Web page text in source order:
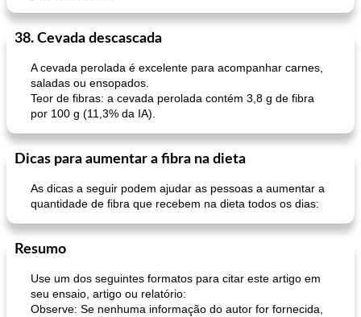
lasanha de cacciatore brownies de abobrinha fudgy (ovo, nozes e sem lactose)
38. Cevada descascada
A cevada perolada é excelente para acompanhar carnes,
saladas ou ensopados.
Teor de fibras: a cevada perolada contém 3,8 g de fibra
por 100 g (11,3% da IA).
Dicas para aumentar a fibra na dieta
As dicas a seguir podem ajudar as pessoas a aumentar a
quantidade de fibra que recebem na dieta todos os dias:
Resumo
Use um dos seguintes formatos para citar este artigo em
seu ensaio, artigo ou relatório:
Observe: Se nenhuma informação do autor for fornecida,